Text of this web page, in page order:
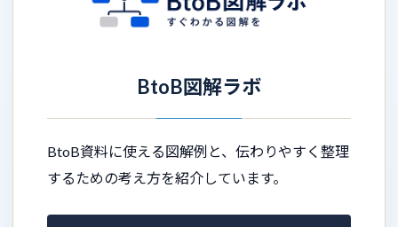
BtoB図解ラボ
BtoB資料に使える図解例と、伝わりやすく整理
するための考え方を紹介しています。